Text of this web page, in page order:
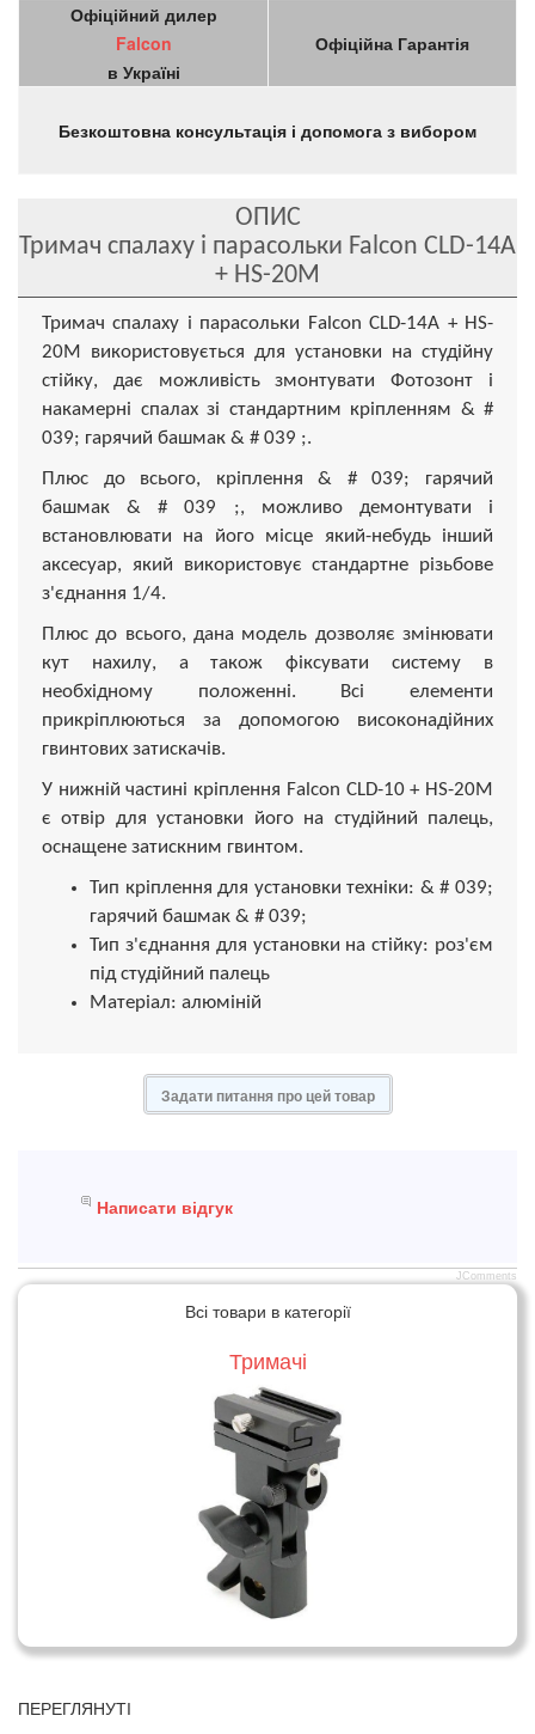
Офіційний дилер
Falcon
в Україні
Офіційна Гарантія
Безкоштовна консультація і допомога з вибором
ОПИС
Тримач спалаху і парасольки Falcon CLD-14A
+ HS-20M
Тримач спалаху і парасольки Falcon CLD-14A + HS-
20M використовується для установки на студійну
стійку, дає можливість змонтувати Фотозонт і
накамерні спалах зі стандартним кріпленням & #
039; гарячий башмак & # 039 ;.
Плюс до всього, кріплення & # 039; гарячий
башмак & # 039 ;, можливо демонтувати і
встановлювати на його місце який-небудь інший
аксесуар, який використовує стандартне різьбове
з'єднання 1/4.
Плюс до всього, дана модель дозволяє змінювати
кут нахилу, а також фіксувати систему в
необхідному положенні. Всі елементи
прикріплюються за допомогою високонадійних
гвинтових затискачів.
У нижній частині кріплення Falcon CLD-10 + HS-20M
є отвір для установки його на студійний палець,
оснащене затискним гвинтом.
Тип кріплення для установки техніки: & # 039;
гарячий башмак & # 039;
Тип з'єднання для установки на стійку: роз'єм
під студійний палець
Матеріал: алюміній
Задати питання про цей товар
Написати відгук
JComments
Всі товари в категорії
Тримачі
ПЕРЕГЛЯНУТІ